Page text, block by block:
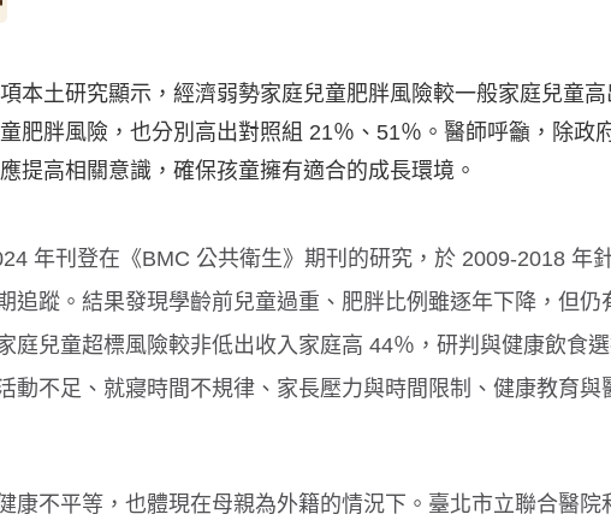
本土研究顯示，經濟弱勢家庭兒童肥胖風險較一般家庭兒童
肥胖風險，也分別高出對照組 21％、51％。醫師呼籲，除政
提高相關意識，確保孩童擁有適合的成長環境。
年刊登在《BMC 公共衛生》期刊的研究，於 2009-2018 年
追蹤。結果發現學齡前兒童過重、肥胖比例雖逐年下降，但仍
庭兒童超標風險較非低出收入家庭高 44％，研判與健康飲食
動不足、就寢時間不規律、家長壓力與時間限制、健康教育與
康不平等，也體現在母親為外籍的情況下。臺北市立聯合醫院